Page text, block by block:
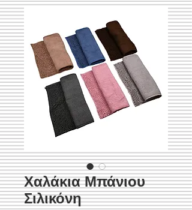
Χαλάκια Μπάνιου
Σιλικόνη